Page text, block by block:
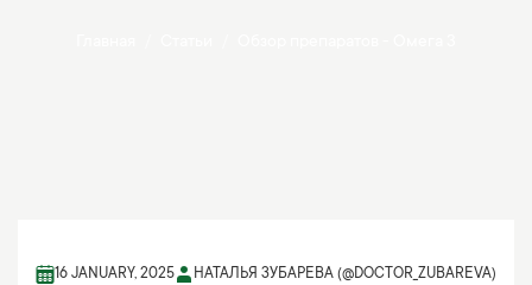
16 JANUARY, 2025
НАТАЛЬЯ ЗУБАРЕВА (@DOCTOR_ZUBAREVA)